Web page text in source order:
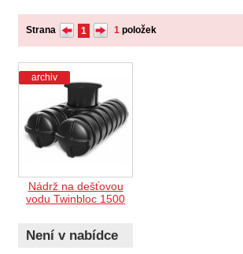
Strana 1 1 položek
archiv
Nádrž na dešťovou
vodu Twinbloc 1500
Není v nabídce